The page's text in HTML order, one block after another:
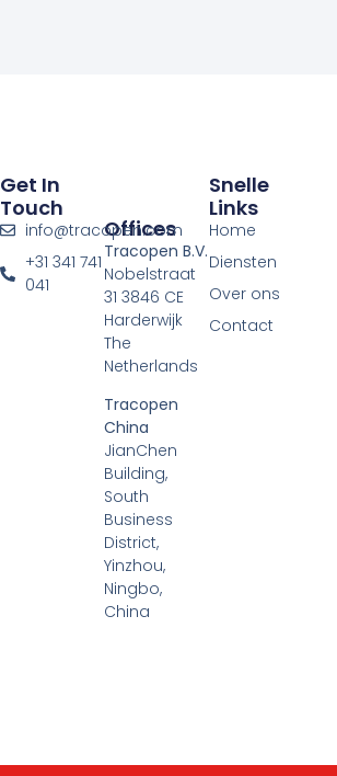
Snelle
Links
Home
Diensten
Over ons
Contact
Offices
Tracopen B.V.
Nobelstraat
31 3846 CE
Harderwijk
The
Netherlands
Tracopen
China
JianChen
Building,
South
Business
District,
Yinzhou,
Ningbo,
China
Get In
Touch
info@tracopen.com
+31 341 741
041